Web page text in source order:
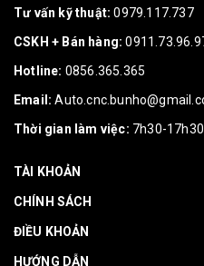
Tư vấn kỹ thuật: 0979.117.737
CSKH + Bán hàng:
Hotline: 0856.365.365
Email:
Thời gian làm việc: 7h30-
TÀI KHOẢN
CHÍNH SÁCH
ĐIỀU KHOẢN
HƯỚNG DẪN